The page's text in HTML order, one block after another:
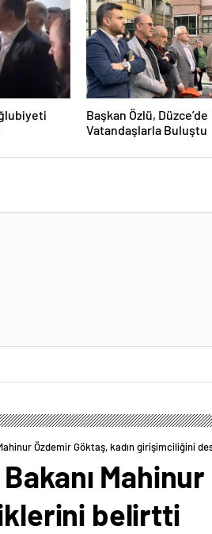
Başkan Özlü, Düzce’de
Vatandaşlarla Buluştu
Özdemir Göktaş, kadın girişimciliğini
belirtti